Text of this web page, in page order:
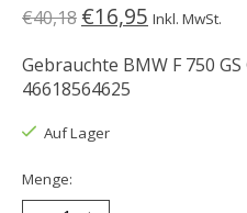
€40,18 €16,95 Inkl. MwSt.
Gebrauchte BMW F 750
46618564625
Auf Lager
Menge: